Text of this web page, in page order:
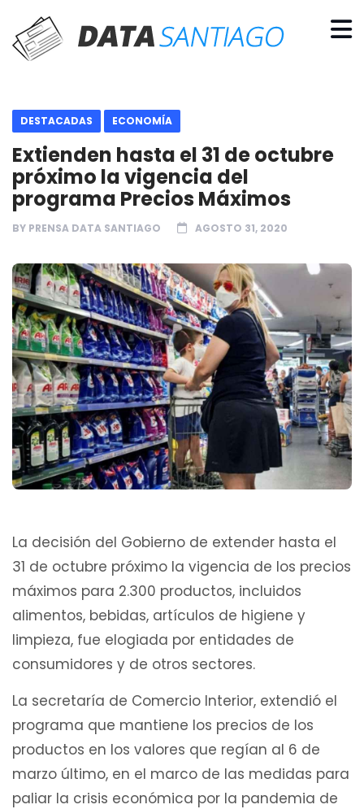
DESTACADAS ECONOMÍA
Extienden hasta el 31 de octubre
próximo la vigencia del
programa Precios Máximos
BY PRENSA DATA SANTIAGO AGOSTO 31, 2020
La decisión del Gobierno de extender hasta el
31 de octubre próximo la vigencia de los precios
máximos para 2.300 productos, incluidos
alimentos, bebidas, artículos de higiene y
limpieza, fue elogiada por entidades de
consumidores y de otros sectores.
La secretaría de Comercio Interior, extendió el
programa que mantiene los precios de los
productos en los valores que regían al 6 de
marzo último, en el marco de las medidas para
paliar la crisis económica por la pandemia de